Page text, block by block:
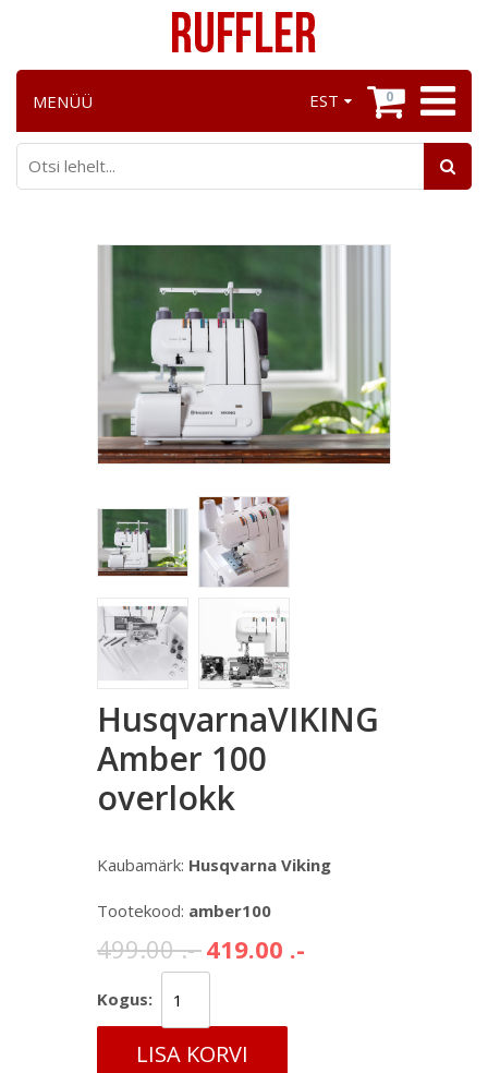
EST 0
MENÜÜ
HusqvarnaVIKING
Amber 100
overlokk
Kaubamärk: Husqvarna Viking
Tootekood: amber100
499.00 .-419.00 .-
Kogus:
LISA KORVI